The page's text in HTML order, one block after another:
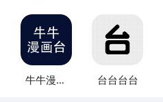
牛牛漫画
台台台台